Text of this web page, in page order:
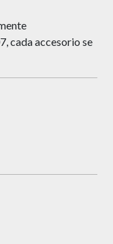
cada accesorio se